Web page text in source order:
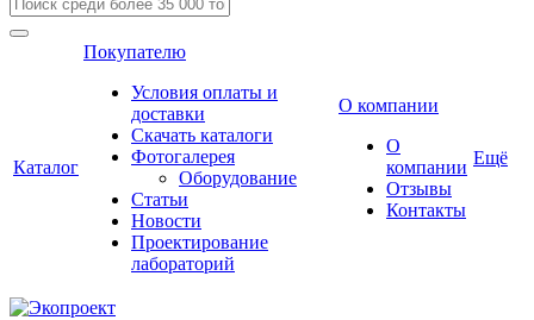
Каталог
Покупателю
Условия оплаты и
доставки
Скачать каталоги
Фотогалерея
Оборудование
Статьи
Новости
Проектирование
лабораторий
О компании
О
компании
Отзывы
Контакты
Ещё